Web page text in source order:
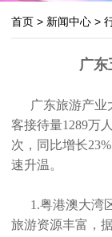
首页 > 新闻中心 >
广东
广东旅游产业
客接待量1289万
次，同比增长
速升温。
1.粤港澳大湾
旅游资源丰富，